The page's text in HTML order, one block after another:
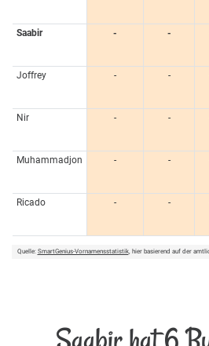
Saabir
- -
Joffrey
- -
Nir
- -
Muhammadjon
- -
Ricado
- -
Quelle: SmartGenius-Vornamensstatistik, hier basierend auf der